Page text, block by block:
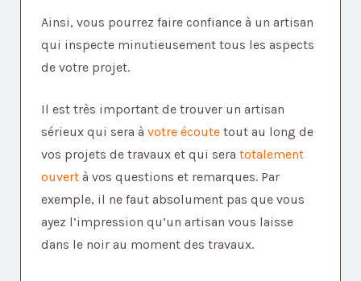
Ainsi, vous pourrez faire confiance à un artisan
qui inspecte minutieusement tous les aspects
de votre projet.
Il est très important de trouver un artisan
sérieux qui sera à votre écoute tout au long de
vos projets de travaux et qui sera totalement
ouvert à vos questions et remarques. Par
exemple, il ne faut absolument pas que vous
ayez l’impression qu’un artisan vous laisse
dans le noir au moment des travaux.